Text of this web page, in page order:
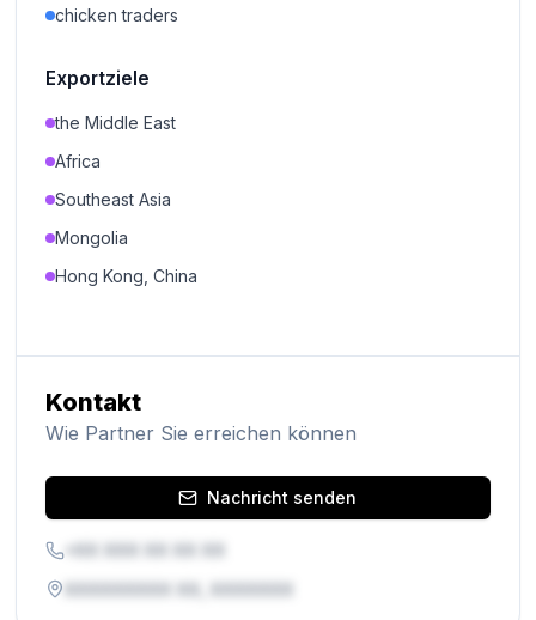
chicken traders
Exportziele
the Middle East
Africa
Southeast Asia
Mongolia
Hong Kong, China
Kontakt
Wie Partner Sie erreichen können
Nachricht senden